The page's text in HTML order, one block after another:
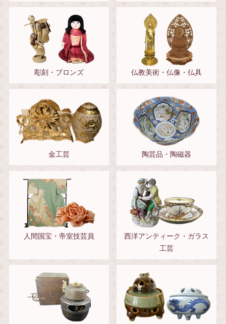
彫刻・ブロンズ 仏教美術・仏像・仏具
金工芸 陶芸品・陶磁器
人間国宝・帝室技芸員
西洋アンティーク・ガラス
工芸